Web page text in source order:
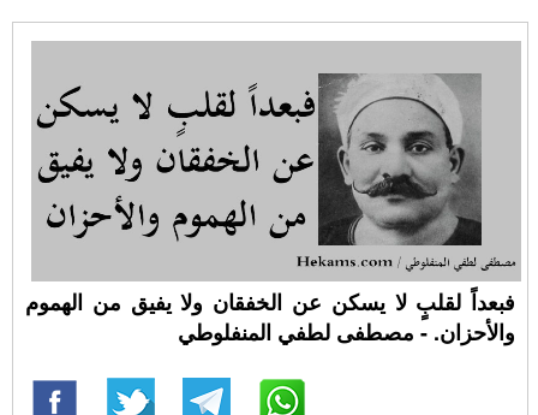
فبعداً لقلبٍ لا يسكن عن الخفقان ولا يفيق من الهموم
والأحزان. - مصطفى لطفي المنفلوطي